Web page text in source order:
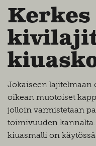
Kerkes
Jokaiseen lajitelmaan
oikean muotoiset
jolloin varmistetaan
toimivuuden
kiuasmalli on